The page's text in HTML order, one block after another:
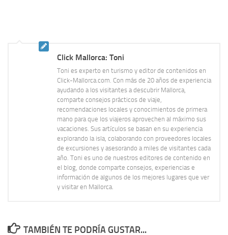
Click Mallorca: Toni
Toni es experto en turismo y editor de contenidos en
Click-Mallorca.com. Con más de 20 años de experiencia
ayudando a los visitantes a descubrir Mallorca,
comparte consejos prácticos de viaje,
recomendaciones locales y conocimientos de primera
mano para que los viajeros aprovechen al máximo sus
vacaciones. Sus artículos se basan en su experiencia
explorando la isla, colaborando con proveedores locales
de excursiones y asesorando a miles de visitantes cada
año. Toni es uno de nuestros editores de contenido en
el blog, donde comparte consejos, experiencias e
información de algunos de los mejores lugares que ver
y visitar en Mallorca.
TAMBIÉN TE PODRÍA GUSTAR...